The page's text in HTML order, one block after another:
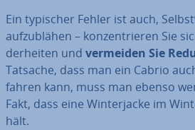
Ein typischer Fehler ist auch,
auf­zu­blä­hen – kon­zen­trie­ren Sie
der­hei­ten und vermeiden Sie
Tatsache, dass man ein Cabrio
fahren kann, muss man ebenso
Fakt, dass eine Win­ter­ja­cke im
hält.